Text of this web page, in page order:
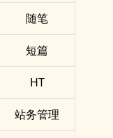
随笔
短篇
HT
站务管理